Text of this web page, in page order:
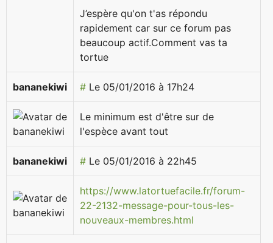
J’espère qu'on t'as répondu
rapidement car sur ce forum pas
beaucoup actif.Comment vas ta
tortue
bananekiwi # Le 05/01/2016 à 17h24
Le minimum est d'être sur de
l'espèce avant tout
bananekiwi # Le 05/01/2016 à 22h45
https://www.latortuefacile.fr/forum-
22-2132-message-pour-tous-les-
nouveaux-membres.html